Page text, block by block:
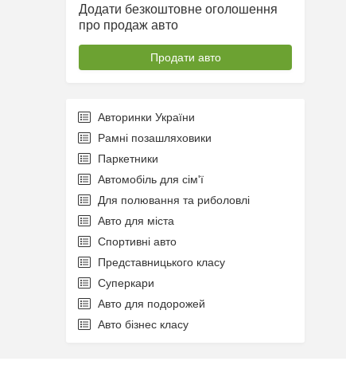
Додати безкоштовне оголошення
про продаж авто
Продати авто
Авторинки України
Рамні позашляховики
Паркетники
Автомобіль для сім'ї
Для полювання та риболовлі
Авто для міста
Спортивні авто
Представницького класу
Суперкари
Авто для подорожей
Авто бізнес класу